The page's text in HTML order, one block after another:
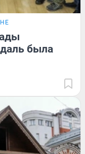
была